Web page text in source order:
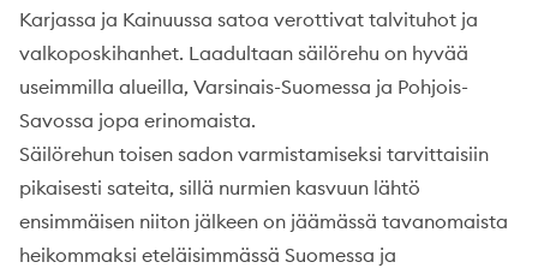
Karjassa ja Kainuussa satoa verottivat talvituhot ja
valkoposkihanhet. Laadultaan säilörehu on hyvää
useimmilla alueilla, Varsinais-Suomessa ja Pohjois-
Savossa jopa erinomaista.
Säilörehun toisen sadon varmistamiseksi tarvittaisiin
pikaisesti sateita, sillä nurmien kasvuun lähtö
ensimmäisen niiton jälkeen on jäämässä tavanomaista
heikommaksi eteläisimmässä Suomessa ja